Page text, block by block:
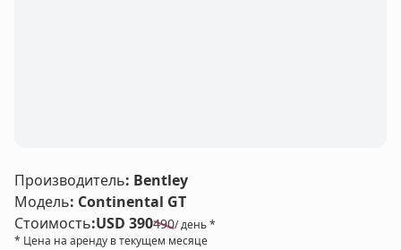
Производитель: Bentley
Модель: Continental GT
Стоимость:USD 390490/ день *
* Цена на аренду в текущем месяце